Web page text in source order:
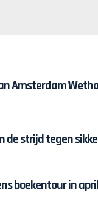
Amsterdam
de strijd tegen
boekentour in april